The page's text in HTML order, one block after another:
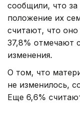
сообщили, что
положение их
считают, что
37,8% отмечают
изменения.
О том, что
не изменилось,
Еще 6,6%